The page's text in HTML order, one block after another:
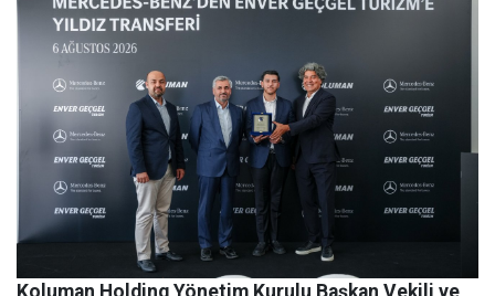
Koluman Holding Yönetim Kurulu Başkan Vekili ve